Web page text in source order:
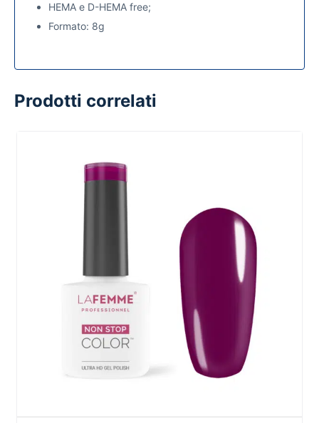
HEMA e D-HEMA free;
Formato: 8g
Prodotti correlati